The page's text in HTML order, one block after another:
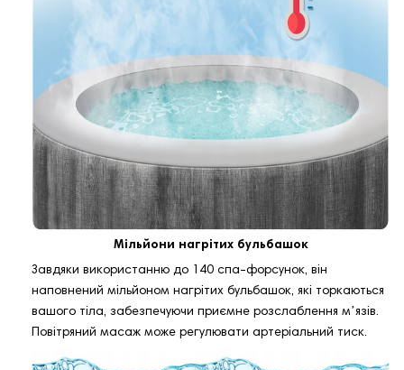
Мільйони нагрітих бульбашок
Завдяки використанню до 140 спа-форсунок, він
наповнений мільйоном нагрітих бульбашок, які торкаються
вашого тіла, забезпечуючи приємне розслаблення мʼязів.
Повітряний масаж може регулювати артеріальний тиск.